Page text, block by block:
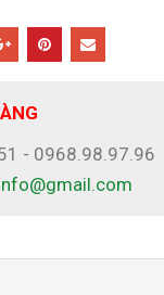
- 0968.98.97.96